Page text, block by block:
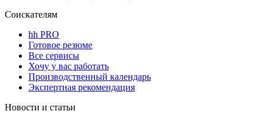
Соискателям
hh PRO
Готовое резюме
Все сервисы
Хочу у вас работать
Производственный календарь
Экспертная рекомендация
Новости и статьи